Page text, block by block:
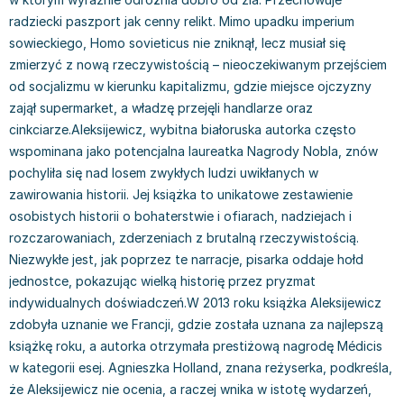
Książki: Prawo konstytucyjne
Książki: Prawo międzynarodowe
Książki: Prawo - orzecznictwo
Książki: Prawo pracy
Książki: Prawo Unii Europejskiej
Teksty aktów prawnych
Książki medyczne i naukowe
Chemia - książki
Książki o fizyce i astronomii
Geografia - książki
Inne
Książki do matematyki
Książki medyczne
Książki do nauk przyrodniczych
Technika, inżynieria, technologia - książki, podręczniki -
nauki ścisłe
Książki do nauk społecznych i humanistycznych
Książki: Film, muzyka, teatr
Książki: Historia sztuki
Książki o architekturze
Książki: Sztuka użytkowa
Książki: Sztuki wizualne
Inne
Książki dla dzieci 3-5 lat
Książki: bajki dla dzieci 3-5 lat
Kolorowanki i książki do naklejania 3-5 lat
Książki do nauki języków obcych 3-5 lat
Książki do nauki pisania i liczenia 3-5 lat
Książki grające, z puzzlami i magnesami 3-5 lat
Kreatywne i aktywizujące książki dla dzieci 3-5 lat
Poznawanie świata dla dzieci 3-5 lat - książki
Książki o zainteresowaniach dla dzieci 3-5 lat
Książki dla dzieci 6-8 lat
Książki do nauki czytania 6-8 lat
Książki do nauki języków obcych 6-8 lat
Książki do nauki pisania i liczenia 6-8 lat
Kreatywne i aktywizujące książki dla dzieci 6-8 lat
Literatura dla dzieci 6-8 lat
Poznawanie świata dla dzieci 6-8 lat - książki
Książki o zainteresowaniach dla dzieci 6-8 lat
Książki: Zdrowie
Kuchnia i diety - książki
Autorskie książki kucharskie
Ciasta, desery, wypieki - książki
Diety, zdrowe żywienie - książki
Książki kucharskie
Kuchnia polska - książki
Napoje - książki
Książki: Poradniki
Inne
Książki: Dom, ogród - poradniki
Książki: Hobby - poradniki
Książki: Moda, uroda, savoir vivre - poradniki
Książki pamiątkowe
Pozostałe książki
Dean Koontz
Andrzej Sapkowski
Stephenie Meyer
Robert Ludlum
Maria Czubaszek
Nora Roberts
Mario Vargas Llosa
Katarzyna Grochola
Ewa Nowak
Robin Cook
Carlos Ruiz Zafon
Konrad Gaca
Jerzy Zięba
Jodi Picoult
Dorota Terakowska
Abbi Glines
Alfred Szklarski
radziecki paszport jak cenny relikt. Mimo upadku imperium
sowieckiego, Homo sovieticus nie zniknął, lecz musiał się
zmierzyć z nową rzeczywistością – nieoczekiwanym przejściem
od socjalizmu w kierunku kapitalizmu, gdzie miejsce ojczyzny
zajął supermarket, a władzę przejęli handlarze oraz
cinkciarze.Aleksijewicz, wybitna białoruska autorka często
wspominana jako potencjalna laureatka Nagrody Nobla, znów
pochyliła się nad losem zwykłych ludzi uwikłanych w
zawirowania historii. Jej książka to unikatowe zestawienie
osobistych historii o bohaterstwie i ofiarach, nadziejach i
rozczarowaniach, zderzeniach z brutalną rzeczywistością.
Niezwykłe jest, jak poprzez te narracje, pisarka oddaje hołd
jednostce, pokazując wielką historię przez pryzmat
indywidualnych doświadczeń.W 2013 roku książka Aleksijewicz
zdobyła uznanie we Francji, gdzie została uznana za najlepszą
książkę roku, a autorka otrzymała prestiżową nagrodę Médicis
w kategorii esej. Agnieszka Holland, znana reżyserka, podkreśla,
że Aleksijewicz nie ocenia, a raczej wnika w istotę wydarzeń,